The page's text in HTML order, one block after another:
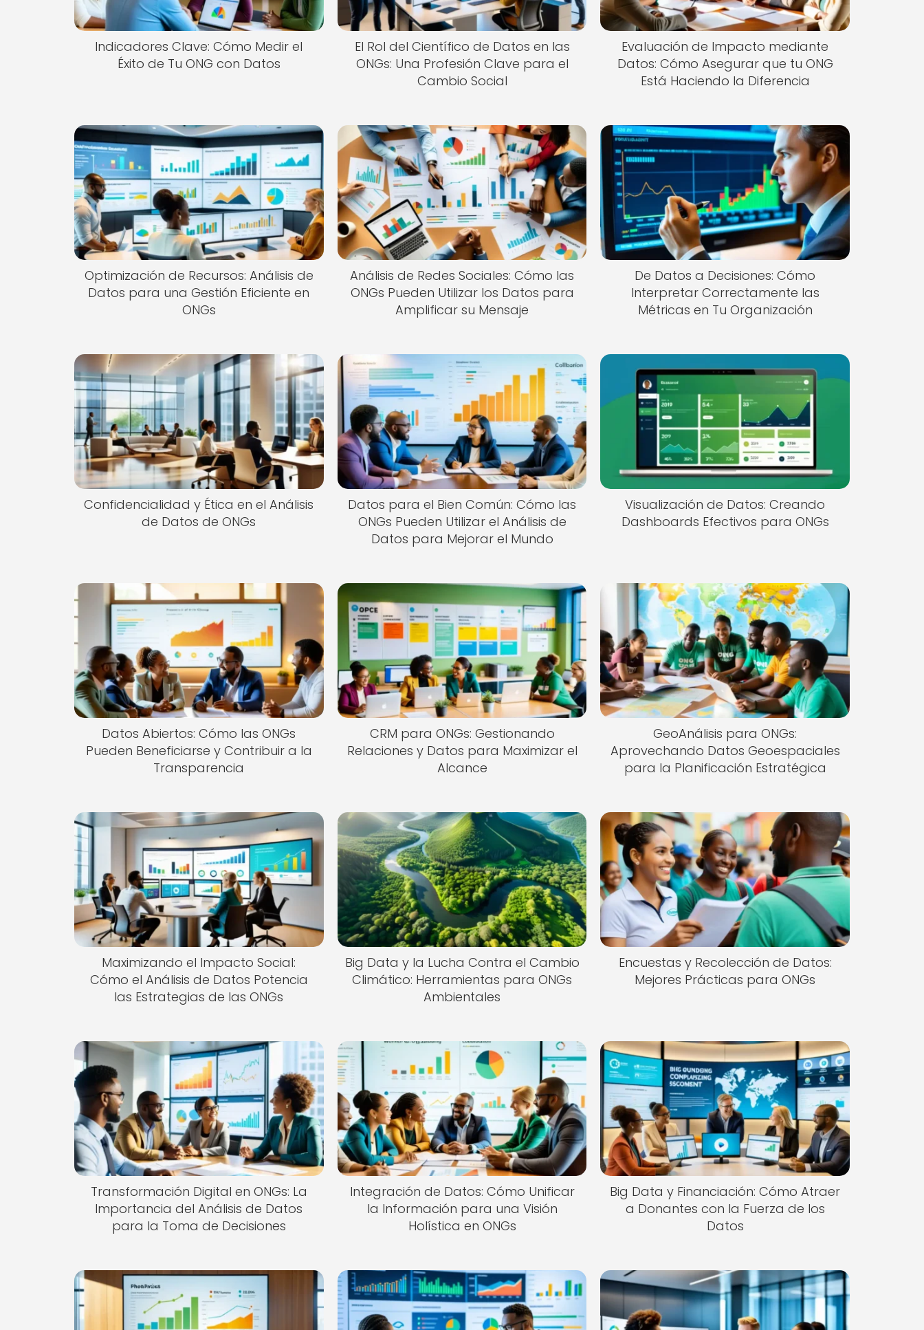
Indicadores Clave: Cómo Medir el
Éxito de Tu ONG con Datos
El Rol del Científico de Datos en las
ONGs: Una Profesión Clave para el
Cambio Social
Evaluación de Impacto mediante
Datos: Cómo Asegurar que tu ONG
Está Haciendo la Diferencia
Optimización de Recursos: Análisis de
Datos para una Gestión Eficiente en
ONGs
Análisis de Redes Sociales: Cómo las
ONGs Pueden Utilizar los Datos para
Amplificar su Mensaje
De Datos a Decisiones: Cómo
Interpretar Correctamente las
Métricas en Tu Organización
Confidencialidad y Ética en el Análisis
de Datos de ONGs
Datos para el Bien Común: Cómo las
ONGs Pueden Utilizar el Análisis de
Datos para Mejorar el Mundo
Visualización de Datos: Creando
Dashboards Efectivos para ONGs
Datos Abiertos: Cómo las ONGs
Pueden Beneficiarse y Contribuir a la
Transparencia
CRM para ONGs: Gestionando
Relaciones y Datos para Maximizar el
Alcance
GeoAnálisis para ONGs:
Aprovechando Datos Geoespaciales
para la Planificación Estratégica
Maximizando el Impacto Social:
Cómo el Análisis de Datos Potencia
las Estrategias de las ONGs
Big Data y la Lucha Contra el Cambio
Climático: Herramientas para ONGs
Ambientales
Encuestas y Recolección de Datos:
Mejores Prácticas para ONGs
Transformación Digital en ONGs: La
Importancia del Análisis de Datos
para la Toma de Decisiones
Integración de Datos: Cómo Unificar
la Información para una Visión
Holística en ONGs
Big Data y Financiación: Cómo Atraer
a Donantes con la Fuerza de los
Datos